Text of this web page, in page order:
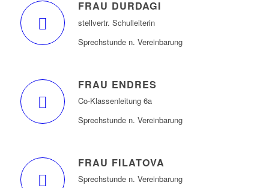
FRAU DURDAGI
stellvertr. Schulleiterin
Sprechstunde n. Vereinbarung
FRAU ENDRES
Co-Klassenleitung 6a
Sprechstunde n. Vereinbarung
FRAU FILATOVA
Sprechstunde n. Vereinbarung